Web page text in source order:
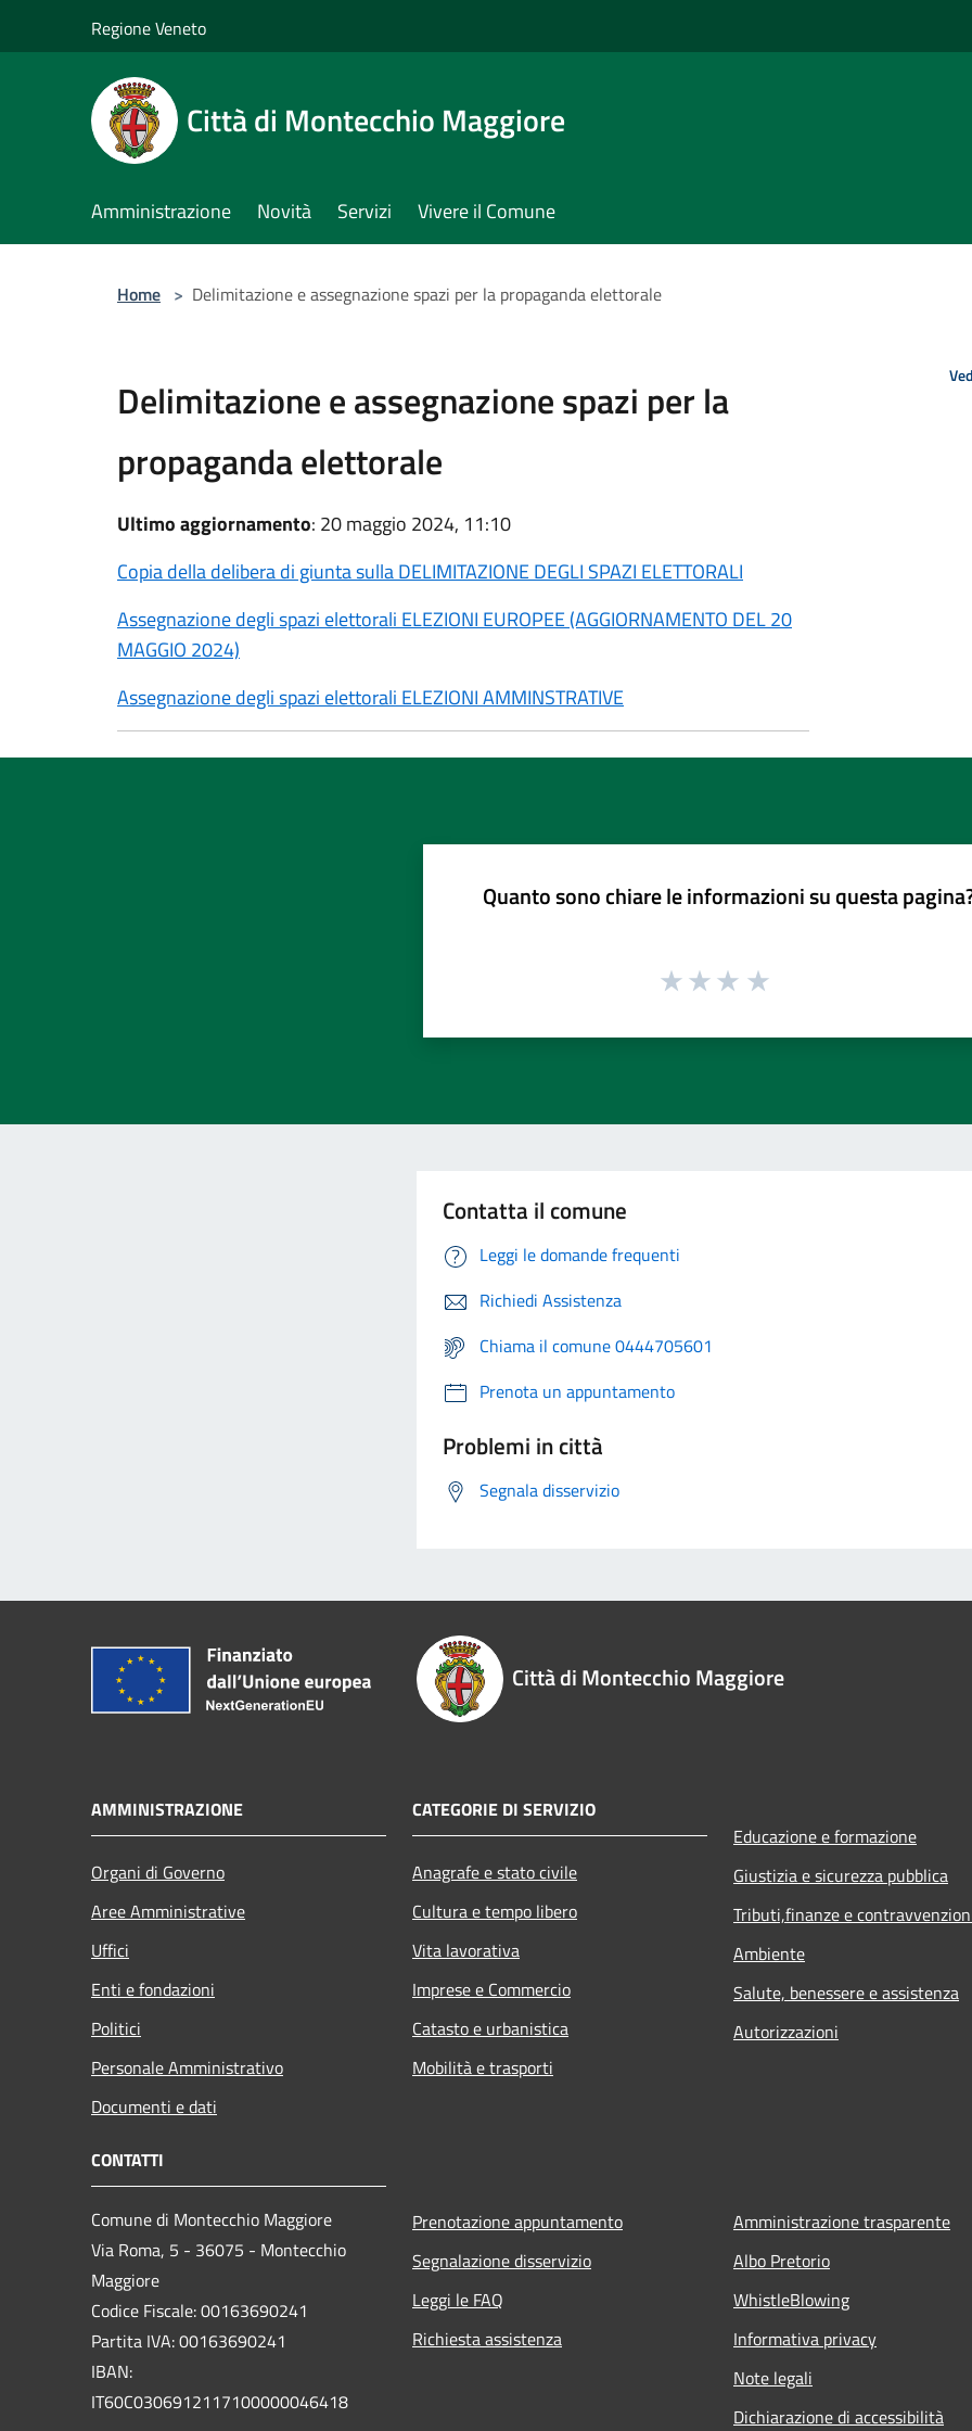
Regione Veneto
Città di Montecchio Maggiore
Amministrazione Novità Servizi Vivere il Comune
Home > Delimitazione e assegnazione spazi per la propaganda elettorale
Delimitazione e assegnazione spazi per la
propaganda elettorale
Ultimo aggiornamento: 20 maggio 2024, 11:10
Copia della delibera di giunta sulla DELIMITAZIONE DEGLI SPAZI ELETTORALI
Assegnazione degli spazi elettorali ELEZIONI EUROPEE (AGGIORNAMENTO DEL 20
MAGGIO 2024)
Assegnazione degli spazi elettorali ELEZIONI AMMINSTRATIVE
Quanto sono chiare le informazioni su questa
Contatta il comune
Leggi le domande frequenti
Richiedi Assistenza
Chiama il comune 0444705601
Prenota un appuntamento
Problemi in città
Segnala disservizio
Città di Montecchio Maggiore
AMMINISTRAZIONE
Organi di Governo
Aree Amministrative
Uffici
Enti e fondazioni
Politici
Personale Amministrativo
Documenti e dati
CATEGORIE DI SERVIZIO
Anagrafe e stato civile
Cultura e tempo libero
Vita lavorativa
Imprese e Commercio
Catasto e urbanistica
Mobilità e trasporti
Educazione e formazione
Giustizia e sicurezza pubblica
Tributi,finanze e
Ambiente
Salute, benessere e assistenza
Autorizzazioni
CONTATTI
Comune di Montecchio Maggiore
Via Roma, 5 - 36075 - Montecchio
Maggiore
Codice Fiscale: 00163690241
Partita IVA: 00163690241
IBAN:
IT60C0306912117100000046418
Prenotazione appuntamento
Segnalazione disservizio
Leggi le FAQ
Richiesta assistenza
Amministrazione trasparente
Albo Pretorio
WhistleBlowing
Informativa privacy
Note legali
Dichiarazione di accessibilità